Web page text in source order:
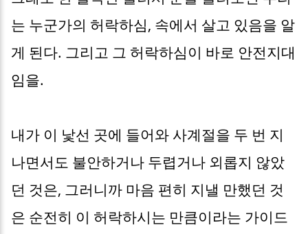
는 누군가의 허락하심, 속에서 살고 있음을 알
게 된다. 그리고 그 허락하심이 바로 안전지대
임을.
내가 이 낯선 곳에 들어와 사계절을 두 번 지
나면서도 불안하거나 두렵거나 외롭지 않았
던 것은, 그러니까 마음 편히 지낼 만했던 것
은 순전히 이 허락하시는 만큼이라는 가이드